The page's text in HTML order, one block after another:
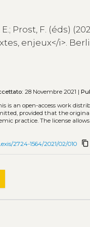
Prost, F. (éds)
enjeux</i>.
28 Novembre 2021 |
is an open-access work
provided that the
practice. The license
2724-1564/2021/02/010 content_copy